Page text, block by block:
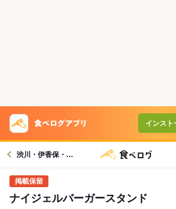
インスト
渋川・伊香保・赤城グルメへ
ナイジェルバーガースタンド